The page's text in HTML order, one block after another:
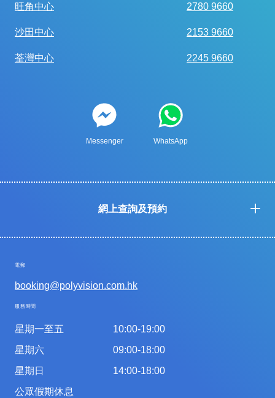
旺角中心 2780 9660
沙田中心 2153 9660
荃灣中心 2245 9660
Messenger WhatsApp
網上查詢及預約
電郵
booking@polyvision.com.hk
服務時間
星期一至五
星期六
星期日
公眾假期休息
10:00-19:00
09:00-18:00
14:00-18:00